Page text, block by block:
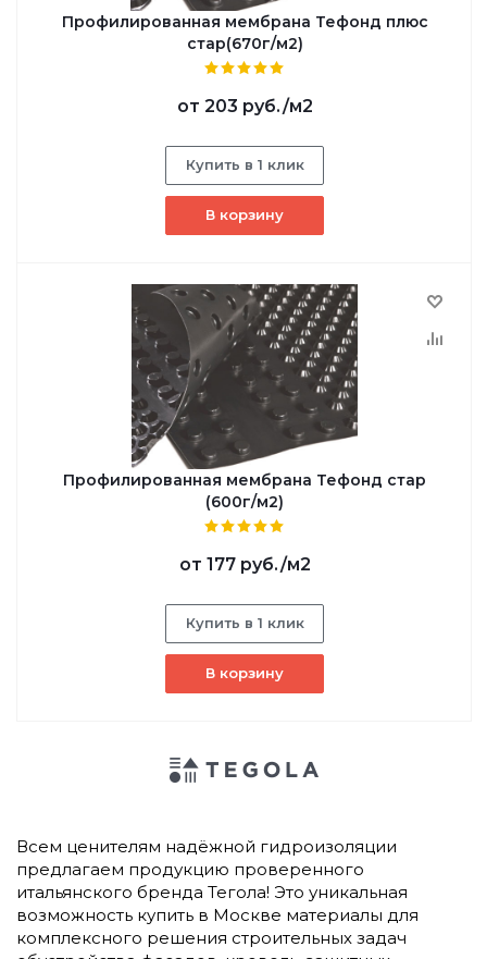
Профилированная мембрана Тефонд плюс
стар(670г/м2)
от 203 руб./м2
Купить в 1 клик
В корзину
Профилированная мембрана Тефонд стар
(600г/м2)
от 177 руб./м2
Купить в 1 клик
В корзину
Всем ценителям надёжной гидроизоляции
предлагаем продукцию проверенного
итальянского бренда Тегола! Это уникальная
возможность купить в Москве материалы для
комплексного решения строительных задач